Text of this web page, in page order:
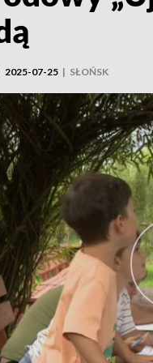
2025-07-25 | SŁOŃSK